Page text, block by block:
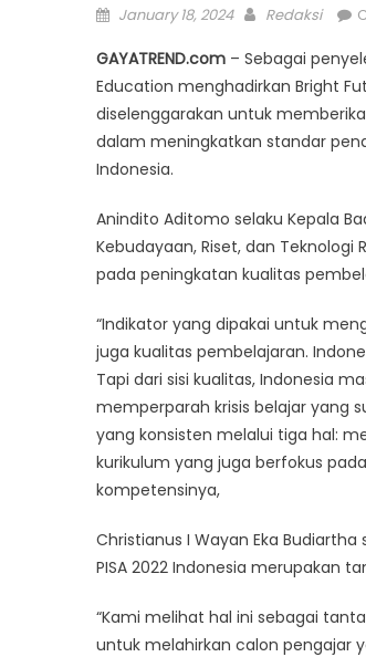
Posted
January 18, 2024 Author
Redaksi
GAYATREND.com – Sebagai
Education menghadirkan Bright
diselenggarakan untuk
dalam meningkatkan standar
Indonesia.
Anindito Aditomo selaku Kepala
Kebudayaan, Riset, dan
pada peningkatan kualitas
“Indikator yang dipakai untuk
juga kualitas pembelajaran.
Tapi dari sisi kualitas, Indonesia
memperparah krisis belajar yang
yang konsisten melalui tiga hal:
kurikulum yang juga berfokus
kompetensinya,
Christianus I Wayan Eka
PISA 2022 Indonesia merupakan
“Kami melihat hal ini sebagai
untuk melahirkan calon pengajar